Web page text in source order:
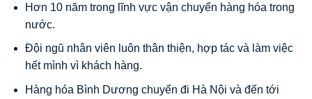
Hơn 10 năm trong lĩnh vực vận chuyển hàng hóa trong
nước.
Đội ngũ nhân viên luôn thân thiện, hợp tác và làm việc
hết mình vì khách hàng.
Hàng hóa Bình Dương chuyển đi Hà Nội và đến tới